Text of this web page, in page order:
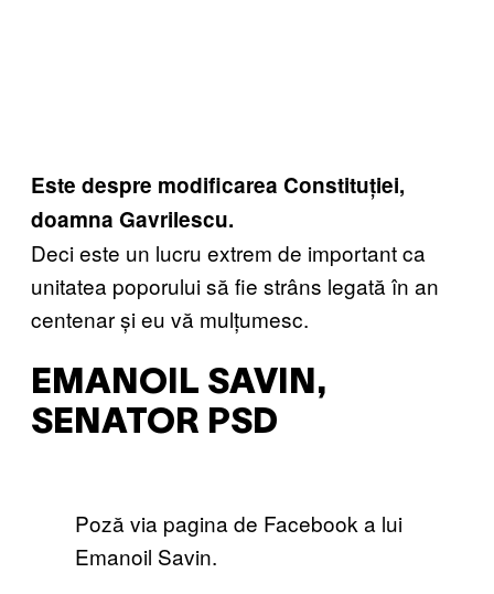
Este despre modificarea Constituției,
doamna Gavrilescu.
Deci este un lucru extrem de important ca
unitatea poporului să fie strâns legată în an
centenar și eu vă mulțumesc.
EMANOIL SAVIN,
SENATOR PSD
Poză via pagina de Facebook a lui
Emanoil Savin.